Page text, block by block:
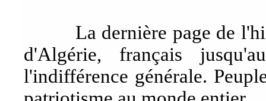
La dernière page de
d'Algérie, français
l'indifférence générale.